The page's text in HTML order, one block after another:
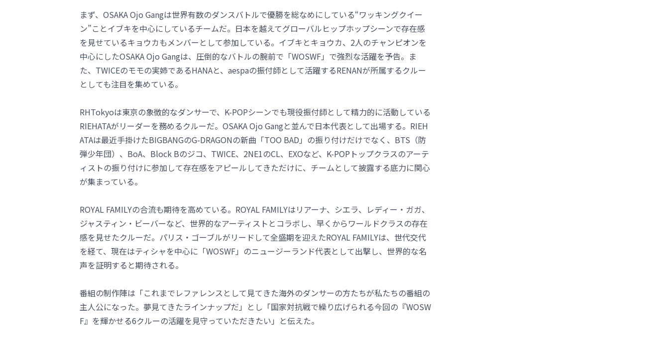
まず、OSAKA Ojo Gangは世界有数のダンスバトルで優勝を総なめにしている“ワッキングクイー
ン”ことイブキを中心にしているチームだ。日本を越えてグローバルヒップホップシーンで存在感
を見せているキョウカもメンバーとして参加している。イブキとキョウカ、2人のチャンピオンを
中心にしたOSAKA Ojo Gangは、圧倒的なバトルの腕前で「WOSWF」で強烈な活躍を予告。ま
た、TWICEのモモの実姉であるHANAと、aespaの振付師として活躍するRENANが所属するクルー
としても注目を集めている。
RHTokyoは東京の象徴的なダンサーで、K-POPシーンでも現役振付師として精力的に活動している
RIEHATAがリーダーを務めるクルーだ。OSAKA Ojo Gangと並んで日本代表として出場する。RIEH
ATAは最近手掛けたBIGBANGのG-DRAGONの新曲「TOO BAD」の振り付けだけでなく、BTS（防
弾少年団）、BoA、Block Bのジコ、TWICE、2NE1のCL、EXOなど、K-POPトップクラスのアーテ
ィストの振り付けに参加して存在感をアピールしてきただけに、チームとして披露する底力に関心
が集まっている。
ROYAL FAMILYの合流も期待を高めている。ROYAL FAMILYはリアーナ、シエラ、レディー・ガガ、
ジャスティン・ビーバーなど、世界的なアーティストとコラボし、早くからワールドクラスの存在
感を見せたクルーだ。パリス・ゴーブルがリードして全盛期を迎えたROYAL FAMILYは、世代交代
を経て、現在はティシャを中心に「WOSWF」のニュージーランド代表として出撃し、世界的な名
声を証明すると期待される。
番組の制作陣は「これまでレファレンスとして見てきた海外のダンサーの方たちが私たちの番組の
主人公になった。夢見てきたラインナップだ」とし「国家対抗戦で繰り広げられる今回の『WOSW
F』を輝かせる6クルーの活躍を見守っていただきたい」と伝えた。